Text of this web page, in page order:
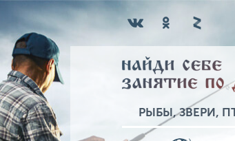
РЫБЫ, ЗВЕРИ,